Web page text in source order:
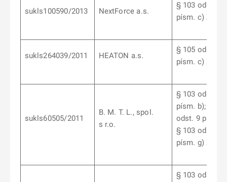
sukls100590/2013 NextForce a.s.
§ 103 odst. 6
písm. c) ZoL
sukls264039/2011 HEATON a.s.
§ 105 odst. 5
písm. c) ZoL
sukls60505/2011
B. M. T. L., spol.
s r.o.
§ 103 odst. 7
písm. b); § 103
odst. 9 písm.
§ 103 odst. 10
písm. g) ZoL
§ 103 odst. 7